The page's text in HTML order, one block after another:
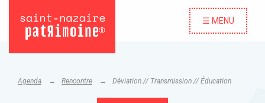
☰ MENU
Agenda Rencontre Déviation // Transmission // Éducation